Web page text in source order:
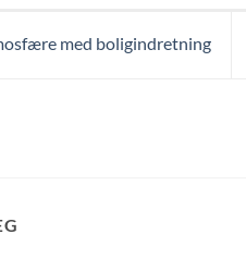
med boligindretning